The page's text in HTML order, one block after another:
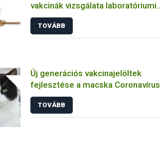
vakcinák vizsgálata laboratóriumi
állatokon
TOVÁBB
Új generációs vakcinajelöltek
fejlesztése a macska Coronavírus
fertőzése ellen
TOVÁBB